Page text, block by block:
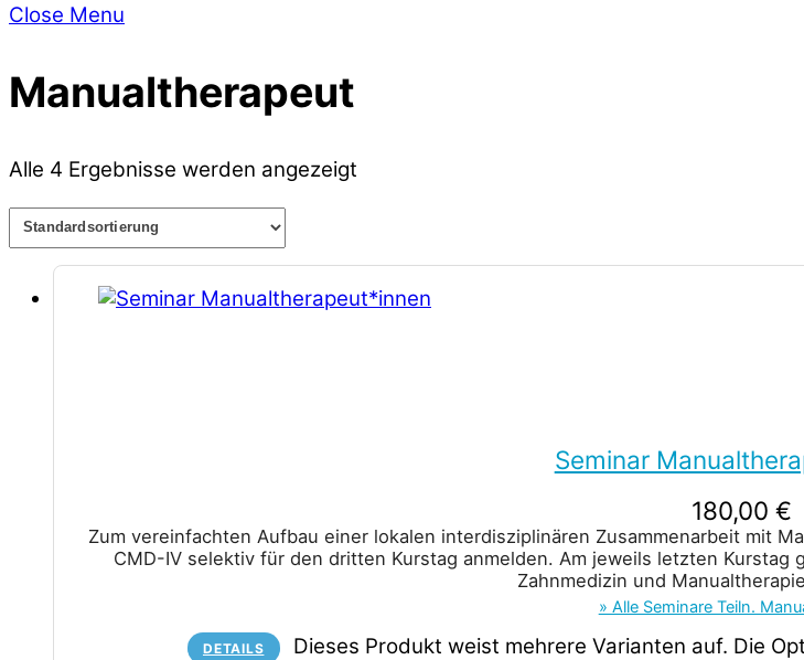
Close Menu
Manualtherapeut
Alle 4 Ergebnisse werden angezeigt
Seminar
180,00€
Zum vereinfachten Aufbau einer lokalen interdisziplinären Zusammenarbeit mit
CMD-IV selektiv für den dritten Kurstag anmelden. Am jeweils letzten
Zahnmedizin und
» Alle Seminare Teiln.
DETAILS Dieses Produkt weist mehrere Varianten auf. Die